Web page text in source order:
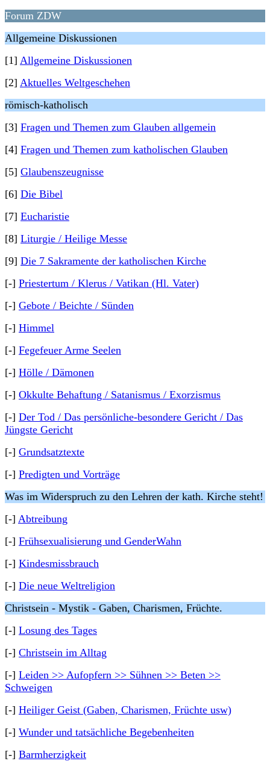
Forum ZDW
Allgemeine Diskussionen
[1] Allgemeine Diskussionen
[2] Aktuelles Weltgeschehen
römisch-katholisch
[3] Fragen und Themen zum Glauben allgemein
[4] Fragen und Themen zum katholischen Glauben
[5] Glaubenszeugnisse
[6] Die Bibel
[7] Eucharistie
[8] Liturgie / Heilige Messe
[9] Die 7 Sakramente der katholischen Kirche
[-] Priestertum / Klerus / Vatikan (Hl. Vater)
[-] Gebote / Beichte / Sünden
[-] Himmel
[-] Fegefeuer Arme Seelen
[-] Hölle / Dämonen
[-] Okkulte Behaftung / Satanismus / Exorzismus
[-] Der Tod / Das persönliche-besondere Gericht / Das
Jüngste Gericht
[-] Grundsatztexte
[-] Predigten und Vorträge
Was im Widerspruch zu den Lehren der kath. Kirche steht!
[-] Abtreibung
[-] Frühsexualisierung und GenderWahn
[-] Kindesmissbrauch
[-] Die neue Weltreligion
Christsein - Mystik - Gaben, Charismen, Früchte.
[-] Losung des Tages
[-] Christsein im Alltag
[-] Leiden >> Aufopfern >> Sühnen >> Beten >>
Schweigen
[-] Heiliger Geist (Gaben, Charismen, Früchte usw)
[-] Wunder und tatsächliche Begebenheiten
[-] Barmherzigkeit